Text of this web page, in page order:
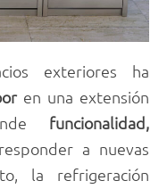
exteriores ha
en una extensión
funcionalidad,
a nuevas
la refrigeración